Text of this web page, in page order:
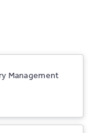
Management